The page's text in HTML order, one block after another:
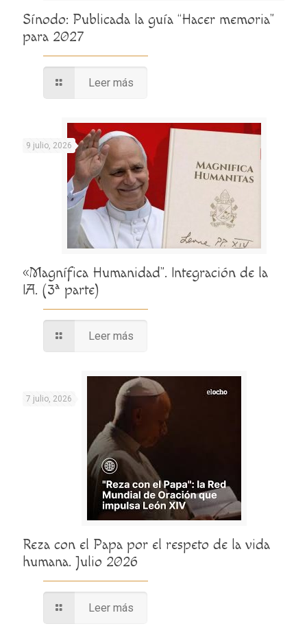
Sínodo: Publicada la guía “Hacer memoria”
para 2027
Leer más
9 julio, 2026
«Magnífica Humanidad”. Integración de la
IA. (3ª parte)
Leer más
7 julio, 2026
Reza con el Papa por el respeto de la vida
humana. Julio 2026
Leer más